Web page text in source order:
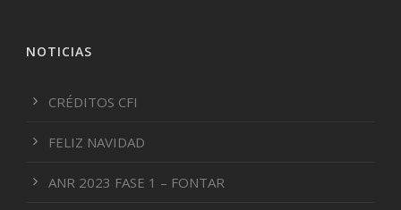
NOTICIAS
CRÉDITOS CFI
FELIZ NAVIDAD
ANR 2023 FASE 1 – FONTAR